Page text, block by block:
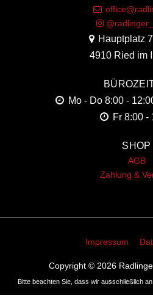
Hauptplatz
4910 Ried im
Mo - Do 8:00 -
Fr 8:00 -
SHOP
AGB
Zahlung &
Impressum
Copyright © 2026
Bitte beachten Sie, dass wir ausschließlich